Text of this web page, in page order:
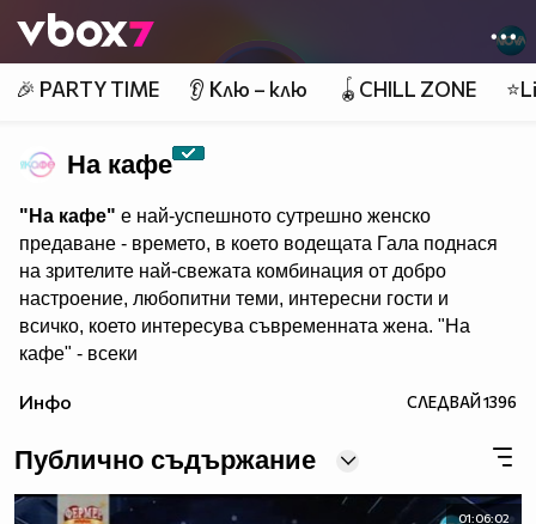
👾
🎉 PARTY TIME 👂 Клю – клю 🪀CHILL ZONE
На кафе
"На кафе" е най-успешното сутрешно женско
предаване - времето, в което водещата Гала поднася
на зрителите най-свежата комбинация от добро
настроение, любопитни теми, интересни гости и
всичко, което интересува съвременната жена. "На
кафе" - всеки
може да гледате и в
Инфо СЛЕДВАЙ1396
Публично съдържание
01:06:02